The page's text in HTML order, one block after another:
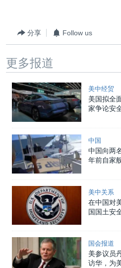
全球议题
环境
美国建国250周年
美国之音专访
重要讲话与声明
台海两岸关系
南中国海争端
关注西藏
关注新疆
GEN Z 看美国
其他语言网站
分享 Follow us
更多报道
美中经贸
美国拟全
家争论安
中国
中国向两
年前自家
美中关系
在中国对
国国土安
国会报道
美参议员
访华，为